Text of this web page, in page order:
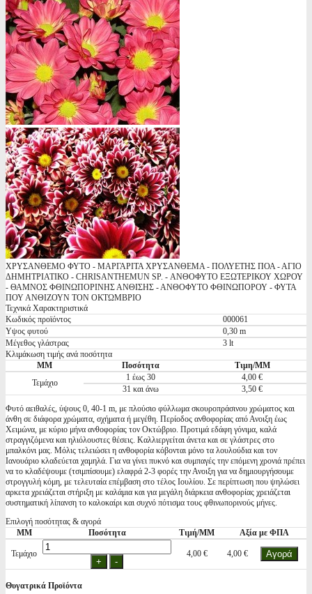
ΧΡΥΣΑΝΘΕΜΟ ΦΥΤΟ - ΜΑΡΓΑΡΙΤΑ ΧΡΥΣΑΝΘΕΜΑ - ΠΟΛΥΕΤΗΣ ΠΟΑ - ΑΓΙΟ
ΔΗΜΗΤΡΙΑΤΙΚΟ - CHRISANTHEMUN SP. - ΑΝΘΟΦΥΤΟ ΕΞΩΤΕΡΙΚΟΥ ΧΩΡΟΥ
- ΘΑΜΝΟΣ ΦΘΙΝΩΠΟΡΙΝΗΣ ΑΝΘΙΣΗΣ - ΑΝΘΟΦΥΤΟ ΦΘΙΝΩΠΟΡΟΥ - ΦΥΤΑ
ΠΟΥ ΑΝΘΙΖΟΥΝ ΤΟΝ ΟΚΤΩΜΒΡΙΟ
Τεχνικά Χαρακτηριστικά
Κωδικός προϊόντος
000061
Υψος φυτού
0,30 m
Μέγεθος γλάστρας
3 lt
Κλιμάκωση τιμής ανά ποσότητα
ΜΜ
Ποσότητα
Τιμη/ΜΜ
Τεμάχιο
1 έως 30
4,00 €
31 και άνω
3,50 €
Φυτό αειθαλές, ύψους 0, 40-1 m, με πλούσιο φύλλωμα σκουροπράσινου χρώματος και
άνθη σε διάφορα χρώματα, σχήματα ή μεγέθη. Περίοδος ανθοφορίας από Ανοιξη έως
Χειμώνα, με κύριο μήνα ανθοφορίας τον Οκτώβριο. Προτιμά εδάφη γόνιμα, καλά
στραγγιζόμενα και ηλιόλουστες θέσεις. Καλλιεργείται άνετα και σε γλάστρες στο
μπαλκόνι μας. Μόλις τελειώσει η ανθοφορία κόβονται μόνο τα λουλούδια και τον
Ιανουάριο κλαδεύεται χαμηλά. Για να γίνει πυκνό και συμπαγές την επόμενη χρονιά πρέπει
να το κλαδέψουμε (τσιμπίσουμε) ελαφρά 2-3 φορές την Ανοιξη για να δημιουργήσουμε
στρογγυλή κόμη, με τελευταία επέμβαση στο τέλος Ιουλίου. Σε περίπτωση που ψηλώσει
αρκετα χρειάζεται στήριξη με καλάμια και για μεγάλη διάρκεια ανθοφορίας χρειάζεται
συστηματική λίπανση το καλοκαίρι και συχνό πότισμα τους φθινωπορινούς μήνες.
Επιλογή ποσότητας & αγορά
ΜΜ
Ποσότητα Τιμή/ΜΜ Αξία με ΦΠΑ
Τεμάχιο 4,00 € 4,00 €
Θυγατρικά Προϊόντα